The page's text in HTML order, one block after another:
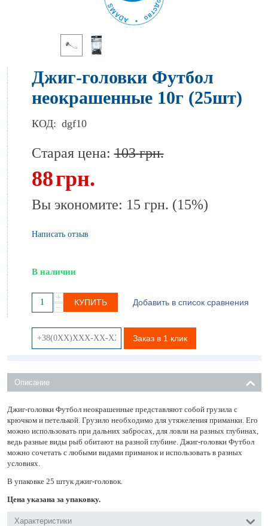
Джиг-головки Футбол
неокрашенные 10г (25шт)
КОД: dgf10
Старая цена:103 грн.
88грн.
Вы экономите: 15 грн. (15%)
Написать отзыв
В наличии
+
−
КУПИТЬ Добавить в список сравнения
Заказ в 1 клик
Описание
Джиг-головки Футбол неокрашенные представляют собой грузила с
крючком и петелькой. Грузило необходимо для утяжеления приманки. Его
можно использовать при дальних забросах, для ловли на разных глубинах,
ведь разные виды рыб обитают на разной глубине. Джиг-головки Футбол
можно сочетать с любыми видами приманок и использовать в разных
условиях.
В упаковке 25 штук джиг-головок.
Цена указана за упаковку.
Характеристики